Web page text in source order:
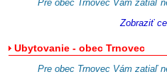
Pre obec Trnovec Vám zatiaľ
Zobraziť
Ubytovanie - obec Trnovec
Pre obec Trnovec Vám zatiaľ